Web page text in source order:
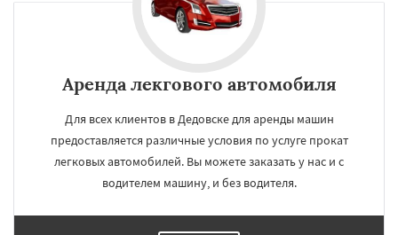
Аренда лекгового автомобиля
Для всех клиентов в Дедовске для аренды машин
предоставляется различные условия по услуге прокат
легковых автомобилей. Вы можете заказать у нас и с
водителем машину, и без водителя.